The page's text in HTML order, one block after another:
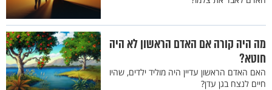
מה היה קורה אם האדם הראשון לא היה
חוטא?
האם האדם הראשון עדיין היה מוליד ילדים, שהיו
חיים לנצח בגן עדן?